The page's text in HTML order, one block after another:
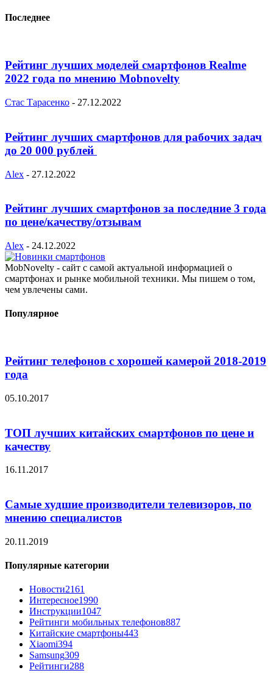
Последнее
Рейтинг лучших моделей смартфонов Realme
2022 года по мнению Mobnovelty
Стас Тарасенко - 27.12.2022
Рейтинг лучших смартфонов для рабочих задач
до 20 000 рублей
Alex - 27.12.2022
Рейтинг лучших смартфонов за последние 3 года
по цене/качеству/отзывам
Alex - 24.12.2022
MobNovelty - сайт с самой актуальной информацией о
смартфонах и рынке мобильной техники. Мы пишем о том,
чем увлечены сами.
Популярное
Рейтинг телефонов с хорошей камерой 2018-2019
года
05.10.2017
ТОП лучших китайских смартфонов по цене и
качеству
16.11.2017
Самые худшие производители телевизоров, по
мнению специалистов
20.11.2019
Популярные категории
Новости2161
Интересное1990
Инструкции1047
Рейтинги мобильных телефонов887
Китайские смартфоны443
Xiaomi394
Samsung309
Рейтинги288